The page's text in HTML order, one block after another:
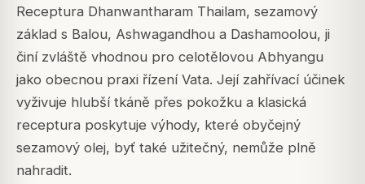
Receptura Dhanwantharam Thailam, sezamový
základ s Balou, Ashwagandhou a Dashamoolou, ji
činí zvláště vhodnou pro celotělovou Abhyangu
jako obecnou praxi řízení Vata. Její zahřívací účinek
vyživuje hlubší tkáně přes pokožku a klasická
receptura poskytuje výhody, které obyčejný
sezamový olej, byť také užitečný, nemůže plně
nahradit.